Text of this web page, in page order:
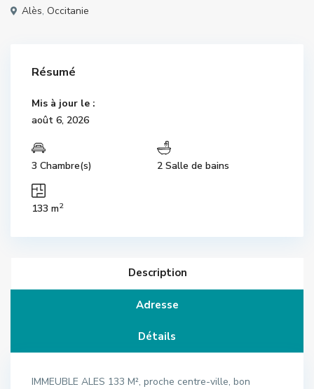
Alès, Occitanie
Résumé
Mis à jour le :
août 6, 2026
3 Chambre(s) 2 Salle de bains
133 m2
Description
Adresse
Détails
IMMEUBLE ALES 133 M², proche centre-ville, bon